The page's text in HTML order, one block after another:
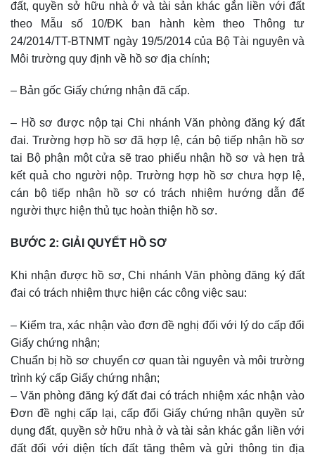
đất, quyền sở hữu nhà ở và tài sản khác gắn liền với đất
theo Mẫu số 10/ĐK ban hành kèm theo Thông tư
24/2014/TT-BTNMT ngày 19/5/2014 của Bộ Tài nguyên và
Môi trường quy định về hồ sơ địa chính;
– Bản gốc Giấy chứng nhận đã cấp.
– Hồ sơ được nộp tại Chi nhánh Văn phòng đăng ký đất
đai. Trường hợp hồ sơ đã hợp lệ, cán bộ tiếp nhận hồ sơ
tai Bộ phận một cửa sẽ trao phiếu nhận hồ sơ và hẹn trả
kết quả cho người nộp. Trường hợp hồ sơ chưa hợp lệ,
cán bộ tiếp nhận hồ sơ có trách nhiệm hướng dẫn để
người thực hiện thủ tục hoàn thiện hồ sơ.
BƯỚC 2: GIẢI QUYẾT HỒ SƠ
Khi nhận được hồ sơ, Chi nhánh Văn phòng đăng ký đất
đai có trách nhiệm thực hiện các công việc sau:
– Kiểm tra, xác nhận vào đơn đề nghị đối với lý do cấp đổi
Giấy chứng nhận;
Chuẩn bị hồ sơ chuyển cơ quan tài nguyên và môi trường
trình ký cấp Giấy chứng nhận;
– Văn phòng đăng ký đất đai có trách nhiệm xác nhận vào
Đơn đề nghị cấp lại, cấp đổi Giấy chứng nhận quyền sử
dụng đất, quyền sở hữu nhà ở và tài sản khác gắn liền với
đất đối với diện tích đất tăng thêm và gửi thông tin địa